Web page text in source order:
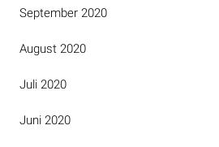
September 2020
August 2020
Juli 2020
Juni 2020